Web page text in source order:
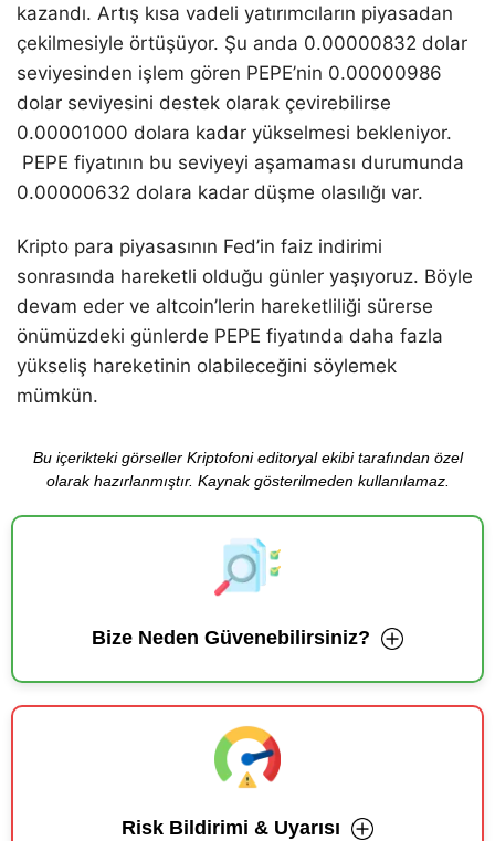
kazandı. Artış kısa vadeli yatırımcıların piyasadan
çekilmesiyle örtüşüyor. Şu anda 0.00000832 dolar
seviyesinden işlem gören PEPE’nin 0.00000986
dolar seviyesini destek olarak çevirebilirse
0.00001000 dolara kadar yükselmesi bekleniyor.
PEPE fiyatının bu seviyeyi aşamaması durumunda
0.00000632 dolara kadar düşme olasılığı var.
Kripto para piyasasının Fed’in faiz indirimi
sonrasında hareketli olduğu günler yaşıyoruz. Böyle
devam eder ve altcoin’lerin hareketliliği sürerse
önümüzdeki günlerde PEPE fiyatında daha fazla
yükseliş hareketinin olabileceğini söylemek
mümkün.
Bu içerikteki görseller Kriptofoni editoryal ekibi tarafından özel
olarak hazırlanmıştır. Kaynak gösterilmeden kullanılamaz.
Bize Neden Güvenebilirsiniz?
Risk Bildirimi & Uyarısı